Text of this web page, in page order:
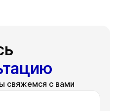
свяжемся с вами